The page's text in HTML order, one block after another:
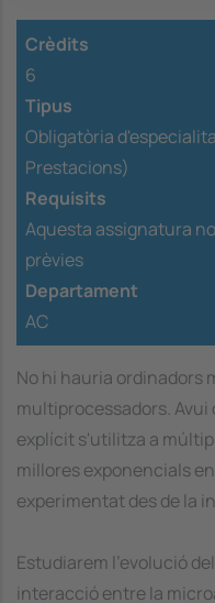
Crèdits
6
Tipus
Obligatòria
Prestacions)
Requisits
Aquesta assignatura
prèvies
Departament
AC
No hi hauria ordinadors
multiprocessadors. Avui
explícit s'utilitza a
millores exponencials
experimentat des de la
Estudiarem l'evolució
interacció entre la